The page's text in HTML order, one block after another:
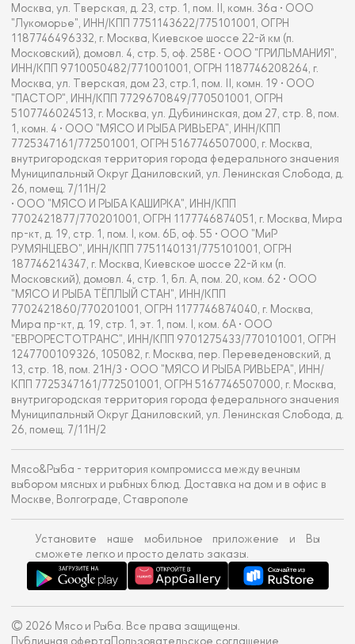
Москва, ул. Тверская, д. 23, стр. 1, пом. II, комн. 36а • ООО
"Лукоморье", ИНН/КПП 7751143622/775101001, ОГРН
1187746496332, г. Москва, Киевское шоссе 22-й км (п.
Московский), домовл. 4, стр. 5, оф. 258Е • ООО "ГРИЛЬМАНИЯ",
ИНН/КПП 9710050482/771001001, ОГРН 1187746208264, г.
Москва, ул. Тверская, дом 23, стр.1, пом. II, комн. 19 • ООО
"ПАСТОР", ИНН/КПП 7729670849/770501001, ОГРН
5107746024513, г. Москва, ул. Дубининская, дом 27, стр. 8, пом.
1, комн. 4 • ООО "МЯСО И РЫБА РИВЬЕРА", ИНН/КПП
7725347161/772501001, ОГРН 5167746507000, г. Москва,
внутригородская территория города федерального значения
Муниципальный Округ Даниловский, ул. Ленинская Слобода, д.
26, помещ. 7/11Н/2
• ООО "МЯСО И РЫБА КАШИРКА", ИНН/КПП
7702421877/770201001, ОГРН 1177746874051, г. Москва, Мира
пр-кт, д. 19, стр. 1, пом. I, ком. 6Б, оф. 55 • ООО "МиР
РУМЯНЦЕВО", ИНН/КПП 7751140131/775101001, ОГРН
187746214347, г. Москва, Киевское шоссе 22-й км (п.
Московский), домовл. 4, стр. 1, бл. А, пом. 20, ком. 62 • ООО
"МЯСО И РЫБА ТЁПЛЫЙ СТАН", ИНН/КПП
7702421860/770201001, ОГРН 1177746874040, г. Москва,
Мира пр-кт, д. 19, стр. 1, эт. 1, пом. I, ком. 6А • ООО
"ЕВРОРЕСТОТРАНС", ИНН/КПП 9701275433/770101001, ОГРН
1247700109326, 105082, г. Москва, пер. Переведеновский, д
13, стр. 18, пом. 21Н/3 • ООО "МЯСО И РЫБА РИВЬЕРА", ИНН/
КПП 7725347161/772501001, ОГРН 5167746507000, г. Москва,
внутригородская территория города федерального значения
Муниципальный Округ Даниловский, ул. Ленинская Слобода, д.
26, помещ. 7/11Н/2
Мясо&Рыба - территория компромисса между вечным
выбором мясных и рыбных блюд. Доставка на дом и в офис в
Москве, Волгограде, Ставрополе
Установите наше мобильное приложение и Вы
сможете легко и просто делать заказы.
© 2026 Мясо и Рыба. Все права защищены.
Публичная оферта Пользовательское соглашение